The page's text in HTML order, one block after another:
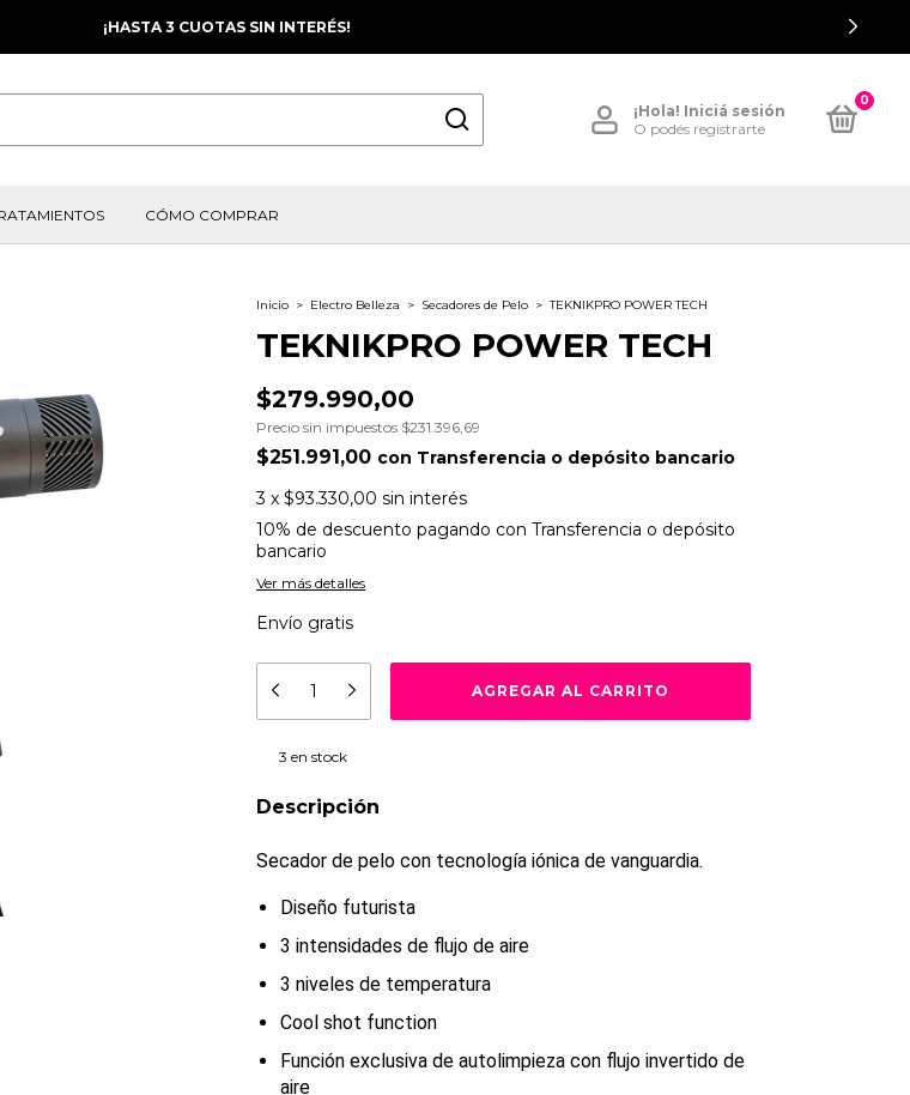
3 CUOTAS SIN INTERÉS!
¡Hola! Iniciá sesión
O podés registrarte
0
CÓMO COMPRAR
Inicio > Electro Belleza > Secadores de Pelo > TEKNIKPRO POWER TECH
TEKNIKPRO POWER TECH
$279.990,00
Precio sin impuestos $231.396,69
$251.991,00 con Transferencia o depósito bancario
3 x $93.330,00 sin interés
10% de descuento pagando con Transferencia o depósito
bancario
Ver más detalles
Envío gratis
3 en stock
Descripción
Secador de pelo con tecnología iónica de vanguardia.
Diseño futurista
3 intensidades de flujo de aire
3 niveles de temperatura
Cool shot function
Función exclusiva de autolimpieza con flujo invertido de
aire